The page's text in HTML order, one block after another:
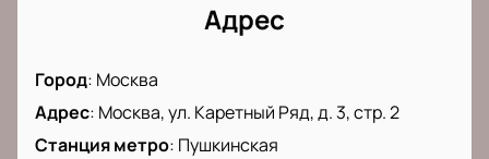
Погрузитесь в атмосферу большого музыкального
Адрес
Город: Москва
Адрес: Москва, ул. Каретный Ряд, д. 3, стр. 2
Станция метро: Пушкинская